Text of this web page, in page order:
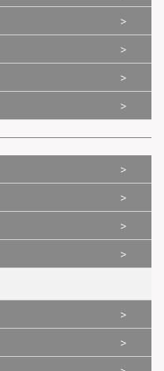
>
>
>
>
>
>
>
>
>
>